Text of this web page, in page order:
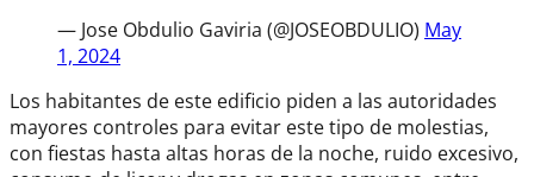
— Jose Obdulio Gaviria (@JOSEOBDULIO) May
1, 2024
Los habitantes de este edificio piden a las autoridades
mayores controles para evitar este tipo de molestias,
con fiestas hasta altas horas de la noche, ruido excesivo,